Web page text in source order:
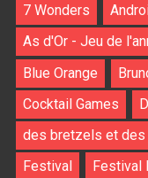
7 Wonders
As d'Or - Jeu de
Blue Orange
Cocktail Games
des bretzels et des
Festival
Festival